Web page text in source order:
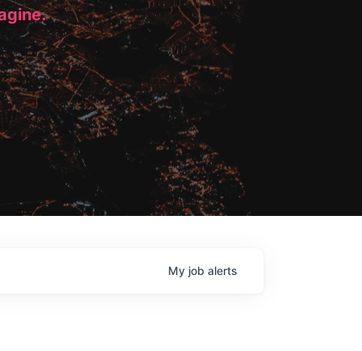
My job alerts